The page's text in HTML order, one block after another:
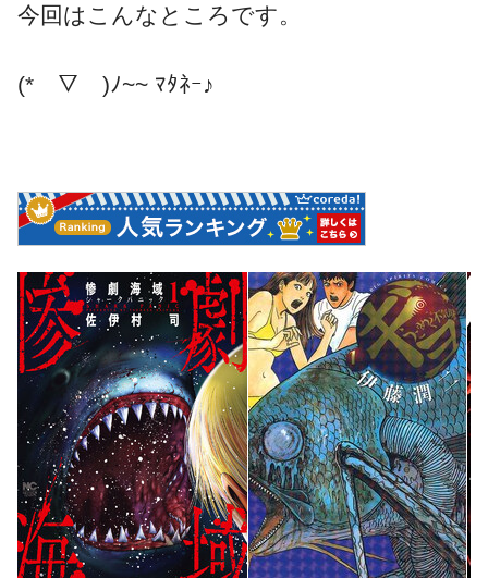
今回はこんなところです。
(*￣▽￣)ﾉ~~ ﾏﾀﾈｰ♪